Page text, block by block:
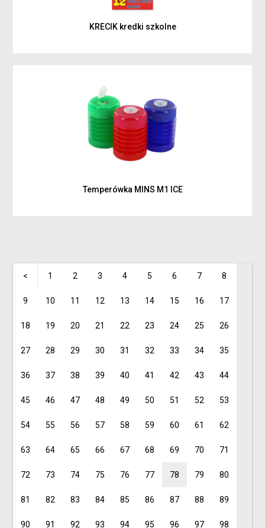
KRECIK kredki szkolne
Temperówka MINS M1 ICE
< 1 2 3 4 5 6 7 8
9 10 11 12 13 14 15 16 17
18 19 20 21 22 23 24 25 26
27 28 29 30 31 32 33 34 35
36 37 38 39 40 41 42 43 44
45 46 47 48 49 50 51 52 53
54 55 56 57 58 59 60 61 62
63 64 65 66 67 68 69 70 71
72 73 74 75 76 77 78 79 80
81 82 83 84 85 86 87 88 89
90 91 92 93 94 95 96 97 98